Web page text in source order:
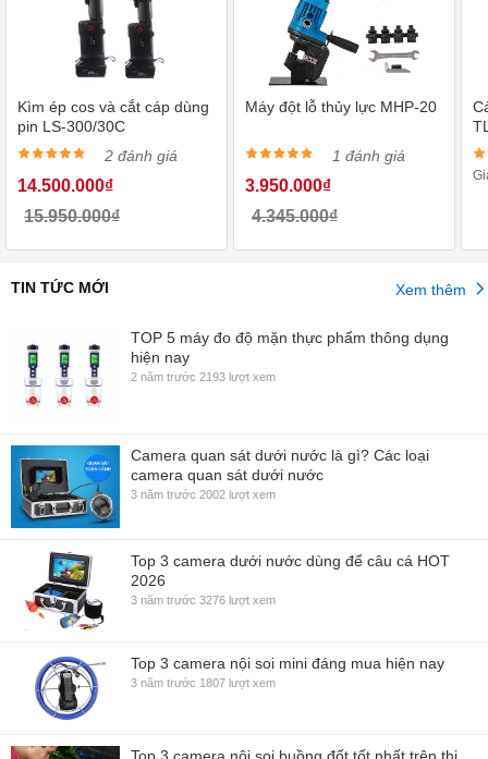
Kìm ép cos và cắt cáp dùng
pin LS-300/30C
2 đánh giá
14.500.000₫
15.950.000₫
Máy đột lỗ thủy lực MHP-20
1 đánh giá
3.950.000₫
4.345.000₫
TIN TỨC MỚI Xem thêm
TOP 5 máy đo độ mặn thực phẩm thông dụng
hiện nay
2 năm trước 2193 lượt xem
Camera quan sát dưới nước là gì? Các loại
camera quan sát dưới nước
3 năm trước 2002 lượt xem
Top 3 camera dưới nước dùng để câu cá HOT
2026
3 năm trước 3276 lượt xem
Top 3 camera nội soi mini đáng mua hiện nay
3 năm trước 1807 lượt xem